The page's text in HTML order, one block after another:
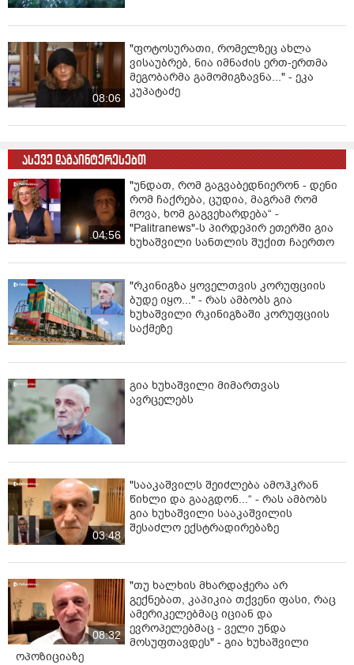
08:06
"ფოტოსურათი, რომელზეც ახლა
ვისაუბრებ, ნია იმნაძის ერთ-ერთმა
მეგობარმა გამომიგზავნა..." - ეკა
კუპატაძე
ასევე დაგაინტერესებთ
04:56
"უნდათ, რომ გაგვაბედნიერონ - დენი
რომ ჩაქრება, ცუდია, მაგრამ რომ
მოვა, ხომ გაგვეხარდება“ -
"Palitranews"-ს პირდეპირ ეთერში გია
ხუხაშვილი სანთლის შუქით ჩაერთო
"რკინიგზა ყოველთვის კორუფციის
ბუდე იყო..." - რას ამბობს გია
ხუხაშვილი რკინიგზაში კორუფციის
საქმეზე
გია ხუხაშვილი მიმართვას
ავრცელებს
03:48
"სააკაშვილს შეიძლება ამოჰკრან
წიხლი და გააგდონ...“ - რას ამბობს
გია ხუხაშვილი სააკაშვილის
შესაძლო ექსტრადირებაზე
08:32
"თუ ხალხის მხარდაჭერა არ
გექნებათ, კაპიკია თქვენი ფასი, რაც
ამერიკელებმაც იციან და
ევროპელებმაც - ველი უნდა
მოსუფთავდეს" - გია ხუხაშვილი
ოპოზიციაზე